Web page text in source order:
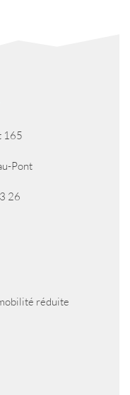
165
Pont
26
réduite